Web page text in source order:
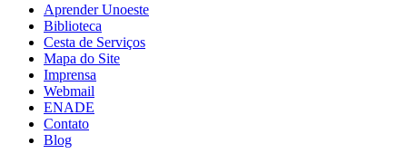
Aprender Unoeste
Biblioteca
Cesta de Serviços
Mapa do Site
Imprensa
Webmail
ENADE
Contato
Blog